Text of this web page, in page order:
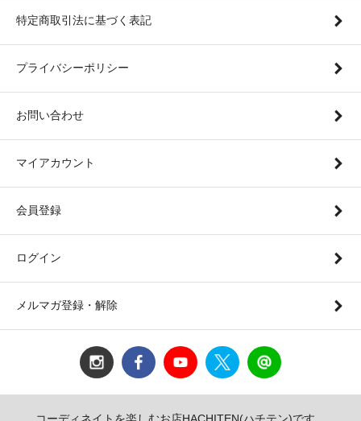
特定商取引法に基づく表記
プライバシーポリシー
お問い合わせ
マイアカウント
会員登録
ログイン
メルマガ登録・解除